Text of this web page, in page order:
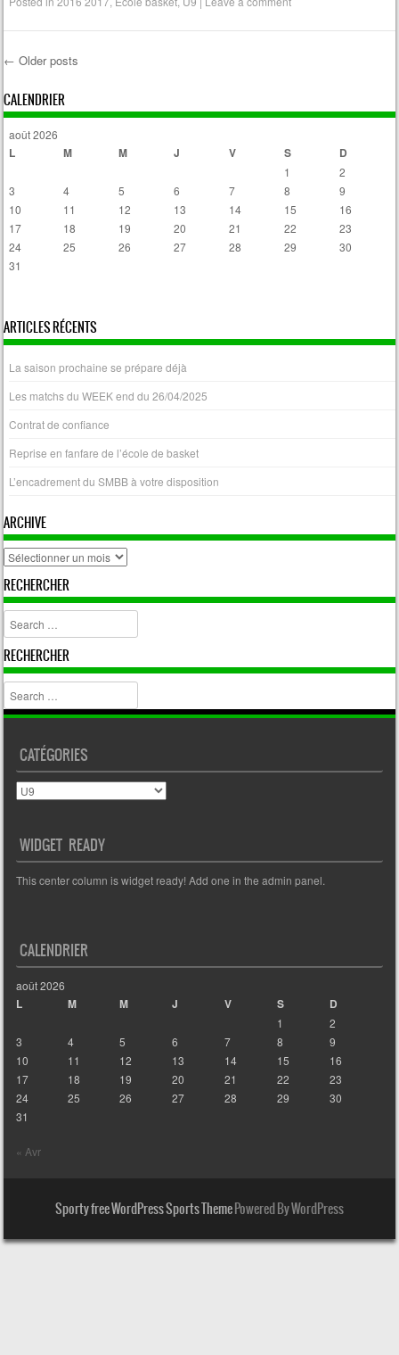
Post navigation
← Older posts
CALENDRIER
août 2026
L M M J V S D
1
2
3
4 5 6 7 8
9
10
11 12 13 14 15
16
17
18 19 20 21 22
23
24
25 26 27 28 29
30
31
ARTICLES RÉCENTS
La saison prochaine se prépare déjà
Les matchs du WEEK end du 26/04/2025
Contrat de confiance
Reprise en fanfare de l’école de basket
L’encadrement du SMBB à votre disposition
ARCHIVE
archive
RECHERCHER
Search
RECHERCHER
Search
CATÉGORIES
Catégories
WIDGET READY
This center column is widget ready! Add one in the admin panel.
CALENDRIER
août 2026
L M M J V S D
1
2
3
4 5 6 7 8
9
10
11 12 13 14 15
16
17
18 19 20 21 22
23
24
25 26 27 28 29
30
31
« Avr
Sporty free WordPress Sports ThemePowered By WordPress